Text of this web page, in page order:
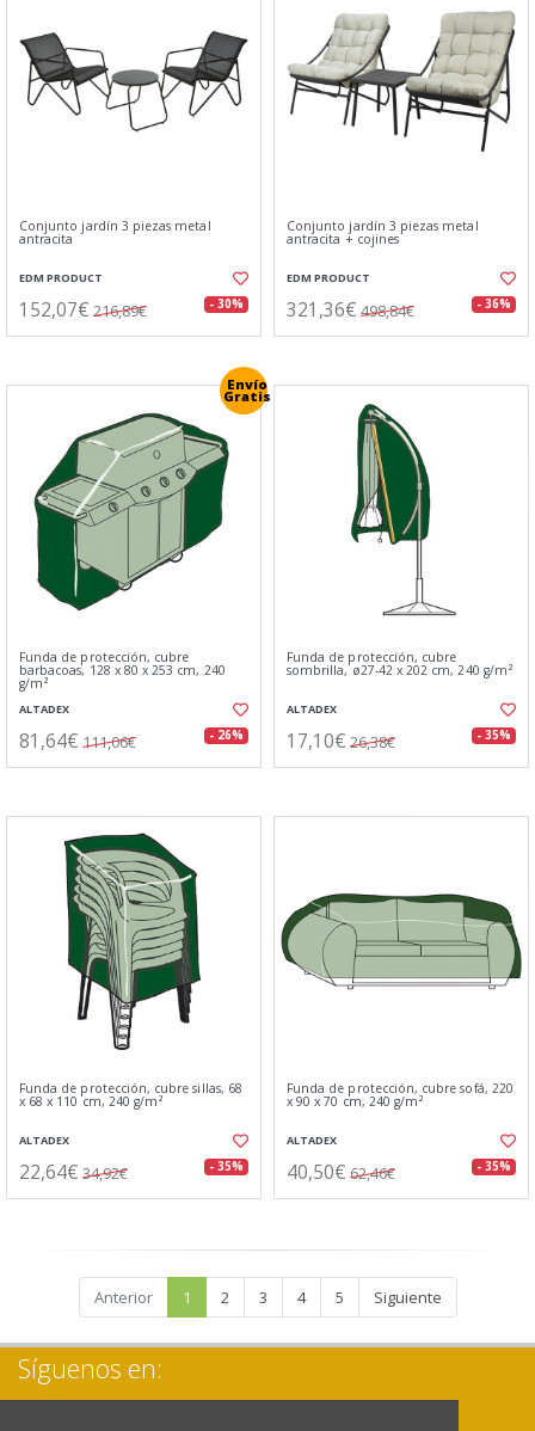
Conjunto jardín 3 piezas metal
antracita
EDM PRODUCT
152,07€ 216,89€ - 30%
Conjunto jardín 3 piezas metal
antracita + cojines
EDM PRODUCT
321,36€ 498,84€ - 36%
Envío
Gratis
Funda de protección, cubre
barbacoas, 128 x 80 x 253 cm, 240
g/m²
ALTADEX
81,64€ 111,06€ - 26%
Funda de protección, cubre
sombrilla, ø27-42 x 202 cm, 240 g/m²
ALTADEX
17,10€ 26,38€ - 35%
Funda de protección, cubre sillas, 68
x 68 x 110 cm, 240 g/m²
ALTADEX
22,64€ 34,92€ - 35%
Funda de protección, cubre sofá, 220
x 90 x 70 cm, 240 g/m²
ALTADEX
40,50€ 62,46€ - 35%
Anterior 1 2 3 4 5 Siguiente
Síguenos en: